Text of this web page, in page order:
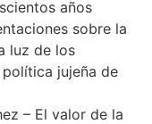
años
sobre la
luz de los
jujeña de
– El valor de la